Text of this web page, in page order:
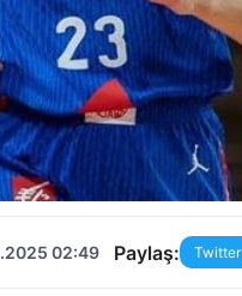
02:49 Paylaş: Twitter